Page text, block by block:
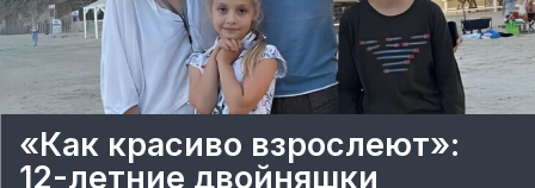
«Как красиво взрослеют»:
12-летние двойняшки